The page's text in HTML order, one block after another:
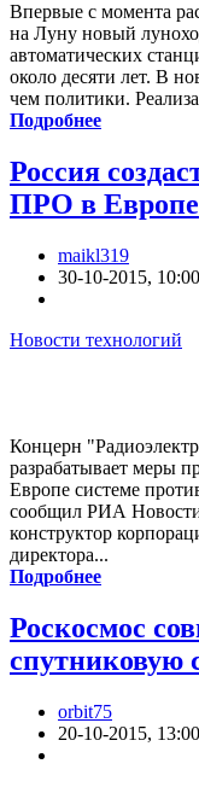
Впервые с момента
на Луну новый
автоматических
около десяти лет. В
чем политики.
Подробнее
Россия
ПРО в Европе
maikl319
30-10-2015, 10:00
Новости технологий
Концерн
разрабатывает меры
Европе системе
сообщил РИА
конструктор
директора...
Подробнее
Роскосмос
спутниковую
orbit75
20-10-2015, 13:00